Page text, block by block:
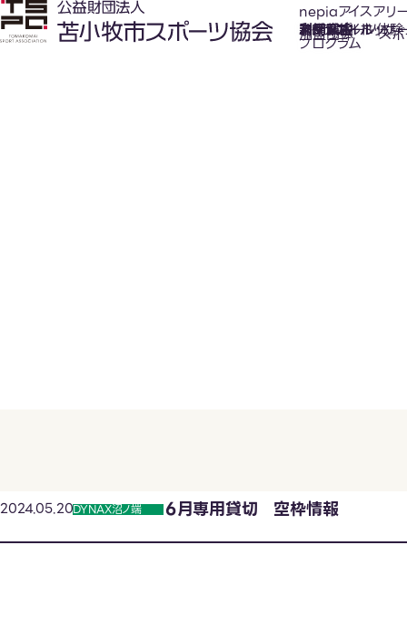
nepiaアイスアリ
氷上スポーツ体験
プログラム
お知らせ
スケジュール
フロアガイド
利用案内
利用料金
カジュアルホッケ
アクセス
加盟団体 ス
６月専用貸切 空枠情報
2024.05.20DYNAX沼ノ端